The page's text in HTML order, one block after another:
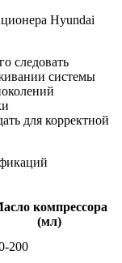
Hyundai
следовать
системы
для корректной
компрессора
(мл)
200